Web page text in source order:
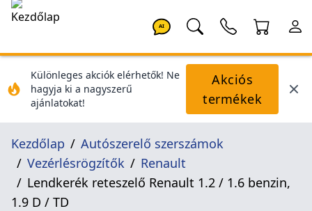
AI
Különleges akciók elérhetők! Ne
hagyja ki a nagyszerű
ajánlatokat!
Akciós
termékek
Kezdőlap
Autószerelő szerszámok
Vezérlésrögzítők
Renault
Lendkerék reteszelő Renault 1.2 / 1.6 benzin,
1.9 D / TD